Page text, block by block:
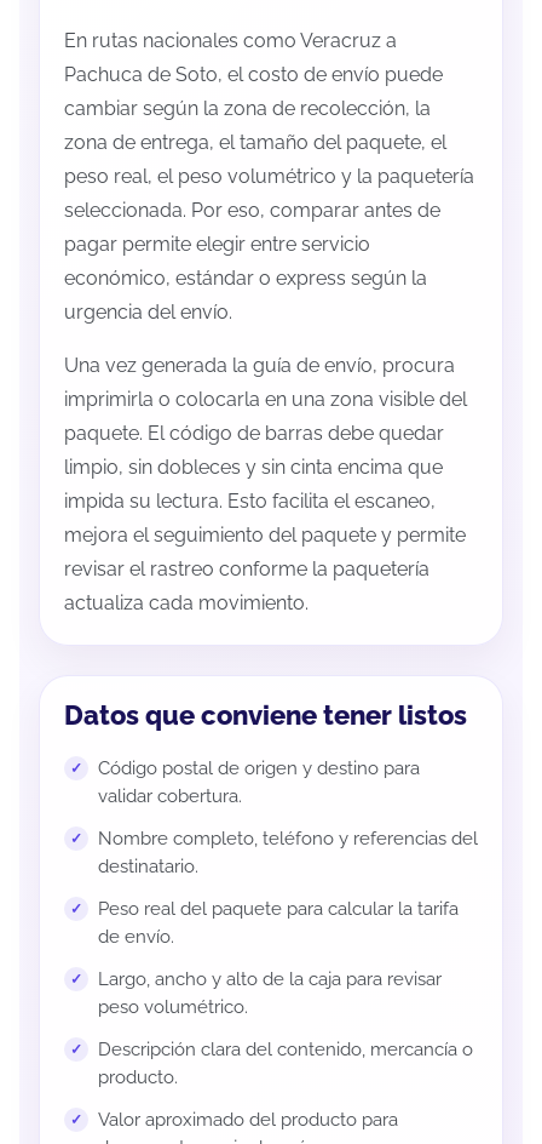
En rutas nacionales como Veracruz a
Pachuca de Soto, el costo de envío puede
cambiar según la zona de recolección, la
zona de entrega, el tamaño del paquete, el
peso real, el peso volumétrico y la paquetería
seleccionada. Por eso, comparar antes de
pagar permite elegir entre servicio
económico, estándar o express según la
urgencia del envío.
Una vez generada la guía de envío, procura
imprimirla o colocarla en una zona visible del
paquete. El código de barras debe quedar
limpio, sin dobleces y sin cinta encima que
impida su lectura. Esto facilita el escaneo,
mejora el seguimiento del paquete y permite
revisar el rastreo conforme la paquetería
actualiza cada movimiento.
Datos que conviene tener listos
Código postal de origen y destino para
validar cobertura.
Nombre completo, teléfono y referencias del
destinatario.
Peso real del paquete para calcular la tarifa
de envío.
Largo, ancho y alto de la caja para revisar
peso volumétrico.
Descripción clara del contenido, mercancía o
producto.
Valor aproximado del producto para